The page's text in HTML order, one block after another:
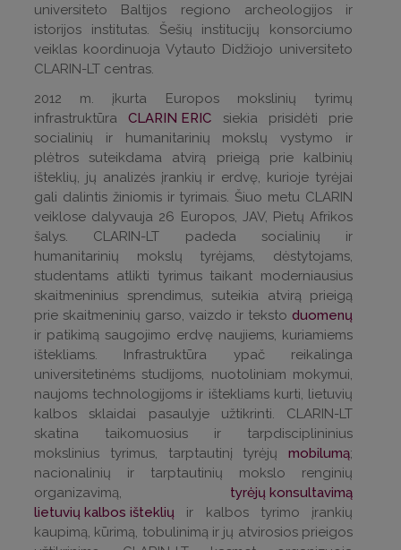
universiteto Baltijos regiono archeologijos ir
istorijos institutas. Šešių institucijų konsorciumo
veiklas koordinuoja Vytauto Didžiojo universiteto
CLARIN-LT centras.
2012 m. įkurta Europos mokslinių tyrimų
infrastruktūraCLARIN ERIC siekia prisidėti prie
socialinių ir humanitarinių mokslų vystymo ir
plėtros suteikdama atvirą prieigą prie kalbinių
išteklių, jų analizės įrankių ir erdvę, kurioje tyrėjai
gali dalintis žiniomis ir tyrimais. Šiuo metu CLARIN
veiklose dalyvauja 26 Europos, JAV, Pietų Afrikos
šalys. CLARIN-LT padeda socialinių ir
humanitarinių mokslų tyrėjams, dėstytojams,
studentams atlikti tyrimus taikant moderniausius
skaitmeninius sprendimus, suteikia atvirą prieigą
prie skaitmeninių garso, vaizdo ir teksto duomenų
ir patikimą saugojimo erdvę naujiems, kuriamiems
ištekliams. Infrastruktūra ypač reikalinga
universitetinėms studijoms, nuotoliniam mokymui,
naujoms technologijoms ir ištekliams kurti, lietuvių
kalbos sklaidai pasaulyje užtikrinti. CLARIN-LT
skatina taikomuosius ir tarpdisciplininius
mokslinius tyrimus, tarptautinį tyrėjų mobilumą;
nacionalinių ir tarptautinių mokslo renginių
organizavimą, tyrėjų konsultavimą
lietuvių kalbos išteklių ir kalbos tyrimo įrankių
kaupimą, kūrimą, tobulinimą ir jų atvirosios prieigos